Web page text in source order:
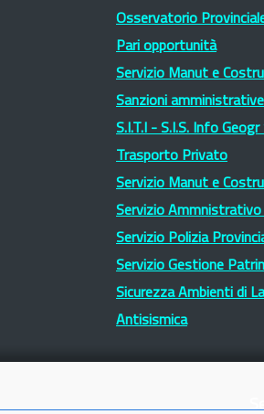
Osservatorio
Pari opportunità
Servizio Manut e
Sanzioni amministrative
S.I.T.I - S.I.S. Info
Trasporto Privato
Servizio Manut e
Servizio Ammnistrativo
Servizio Polizia
Servizio Gestione
Sicurezza Ambienti di
Antisismica